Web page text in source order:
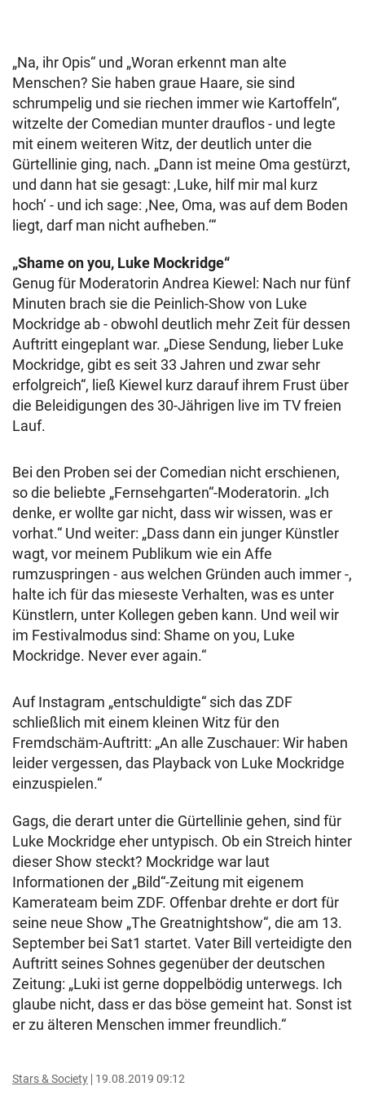
„Na, ihr Opis“ und „Woran erkennt man alte
Menschen? Sie haben graue Haare, sie sind
schrumpelig und sie riechen immer wie Kartoffeln“,
witzelte der Comedian munter drauflos - und legte
mit einem weiteren Witz, der deutlich unter die
Gürtellinie ging, nach. „Dann ist meine Oma gestürzt,
und dann hat sie gesagt: ,Luke, hilf mir mal kurz
hoch‘ - und ich sage: ,Nee, Oma, was auf dem Boden
liegt, darf man nicht aufheben.‘“
„Shame on you, Luke Mockridge“
Genug für Moderatorin Andrea Kiewel: Nach nur fünf
Minuten brach sie die Peinlich-Show von Luke
Mockridge ab - obwohl deutlich mehr Zeit für dessen
Auftritt eingeplant war. „Diese Sendung, lieber Luke
Mockridge, gibt es seit 33 Jahren und zwar sehr
erfolgreich“, ließ Kiewel kurz darauf ihrem Frust über
die Beleidigungen des 30-Jährigen live im TV freien
Lauf.
Bei den Proben sei der Comedian nicht erschienen,
so die beliebte „Fernsehgarten“-Moderatorin. „Ich
denke, er wollte gar nicht, dass wir wissen, was er
vorhat.“ Und weiter: „Dass dann ein junger Künstler
wagt, vor meinem Publikum wie ein Affe
rumzuspringen - aus welchen Gründen auch immer -,
halte ich für das mieseste Verhalten, was es unter
Künstlern, unter Kollegen geben kann. Und weil wir
im Festivalmodus sind: Shame on you, Luke
Mockridge. Never ever again.“
Auf Instagram „entschuldigte“ sich das ZDF
schließlich mit einem kleinen Witz für den
Fremdschäm-Auftritt: „An alle Zuschauer: Wir haben
leider vergessen, das Playback von Luke Mockridge
einzuspielen.“
Gags, die derart unter die Gürtellinie gehen, sind für
Luke Mockridge eher untypisch. Ob ein Streich hinter
dieser Show steckt? Mockridge war laut
Informationen der „Bild“-Zeitung mit eigenem
Kamerateam beim ZDF. Offenbar drehte er dort für
seine neue Show „The Greatnightshow“, die am 13.
September bei Sat1 startet. Vater Bill verteidigte den
Auftritt seines Sohnes gegenüber der deutschen
Zeitung: „Luki ist gerne doppelbödig unterwegs. Ich
glaube nicht, dass er das böse gemeint hat. Sonst ist
er zu älteren Menschen immer freundlich.“
Stars & Society 19.08.2019 09:12